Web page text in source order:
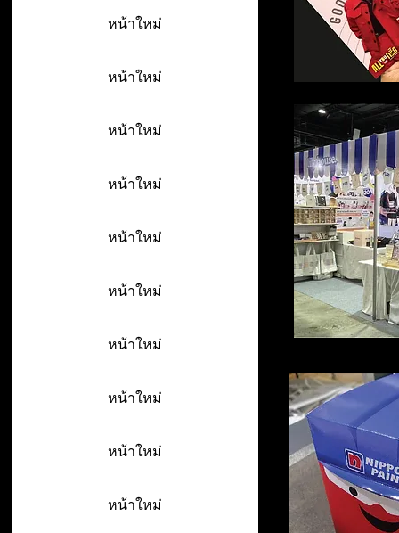
หน้าใหม่
หน้าใหม่
หน้าใหม่
หน้าใหม่
หน้าใหม่
หน้าใหม่
หน้าใหม่
หน้าใหม่
หน้าใหม่
หน้าใหม่